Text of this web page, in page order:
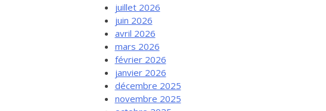
juillet 2026
juin 2026
avril 2026
mars 2026
février 2026
janvier 2026
décembre 2025
novembre 2025